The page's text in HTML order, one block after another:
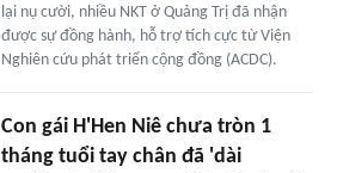
lại nụ cười, nhiều NKT ở Quảng Trị đã nhận
được sự đồng hành, hỗ trợ tích cực từ Viện
Nghiên cứu phát triển cộng đồng (ACDC).
Con gái H'Hen Niê chưa tròn 1
tháng tuổi tay chân đã 'dài